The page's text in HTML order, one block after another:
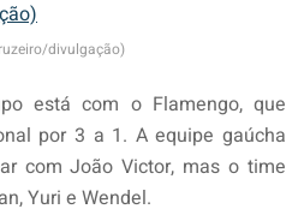
divulgação)
está com o Flamengo, que
por 3 a 1. A equipe gaúcha
com João Victor, mas o time
Yuri e Wendel.